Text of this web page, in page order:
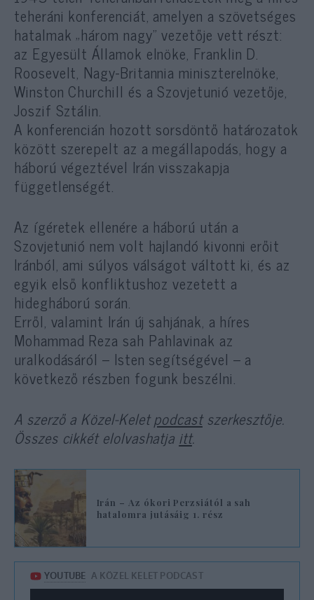
teheráni konferenciát, amelyen a szövetséges
hatalmak „három nagy” vezetője vett részt:
az Egyesült Államok elnöke, Franklin D.
Roosevelt, Nagy-Britannia miniszterelnöke,
Winston Churchill és a Szovjetunió vezetője,
Joszif Sztálin.
A konferencián hozott sorsdöntő határozatok
között szerepelt az a megállapodás, hogy a
háború végeztével Irán visszakapja
függetlenségét.
Az ígéretek ellenére a háború után a
Szovjetunió nem volt hajlandó kivonni erőit
Iránból, ami súlyos válságot váltott ki, és az
egyik első konfliktushoz vezetett a
hidegháború során.
Erről, valamint Irán új sahjának, a híres
Mohammad Reza sah Pahlavinak az
uralkodásáról – Isten segítségével – a
következő részben fogunk beszélni.
A szerző a Közel-Keletpodcastszerkesztője.
Összes cikkét elolvashatja itt.
Irán – Az ókori Perzsiától a sah
hatalomra jutásáig 1. rész